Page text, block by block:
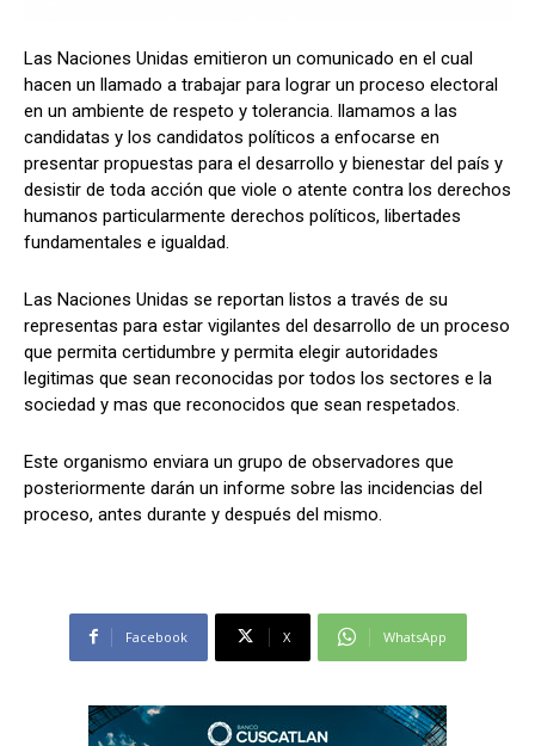
Comparta
Facebook X
Síganos
Comparta
Facebook X
Síganos
Las Naciones Unidas emitieron un comunicado en el cual
hacen un llamado a trabajar para lograr un proceso electoral
en un ambiente de respeto y tolerancia. llamamos a las
candidatas y los candidatos políticos a enfocarse en
presentar propuestas para el desarrollo y bienestar del país y
desistir de toda acción que viole o atente contra los derechos
humanos particularmente derechos políticos, libertades
fundamentales e igualdad.
Las Naciones Unidas se reportan listos a través de su
representas para estar vigilantes del desarrollo de un proceso
que permita certidumbre y permita elegir autoridades
legitimas que sean reconocidas por todos los sectores e la
sociedad y mas que reconocidos que sean respetados.
Este organismo enviara un grupo de observadores que
posteriormente darán un informe sobre las incidencias del
proceso, antes durante y después del mismo.
Facebook X WhatsApp